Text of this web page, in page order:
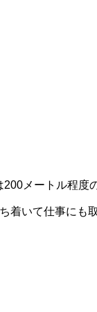
メートル程度
着いて仕事にも